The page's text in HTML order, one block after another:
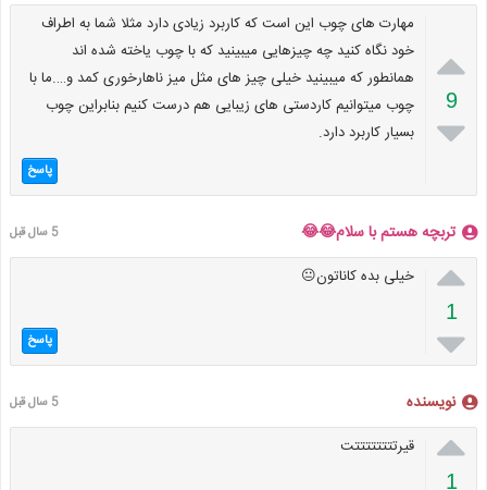

9

مهارت های چوب این است که کاربرد زیادی دارد مثلا شما به اطراف
خود نگاه کنید چه چیزهایی میبینید که با چوب یاخته شده اند
همانطور که میبینید خیلی چیز های مثل میز ناهارخوری کمد و….ما با
چوب میتوانیم کاردستی های زیبایی هم درست کنیم بنابراین چوب
بسیار کاربرد دارد.
پاسخ
تربچه هستم با سلام😂😂 5 سال قبل

1

خیلی بده کاناتون😐
پاسخ
نویسنده 5 سال قبل

1
قیرتتتتتتتتت